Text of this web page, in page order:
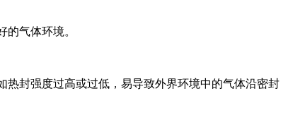
气体环境。
封强度过高或过低，易导致外界环境中的气体沿密封